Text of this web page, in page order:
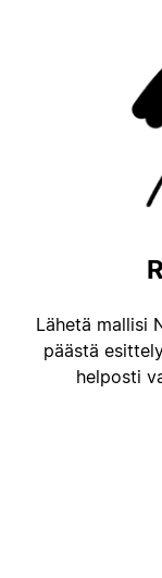
Lähetä mallisi
päästä
helposti